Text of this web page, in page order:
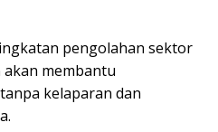
pengolahan sektor
membantu
kelaparan dan